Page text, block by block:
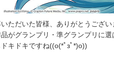
ただいた皆様、ありがとうござい
品がグランプリ・準グランプリに
キドキですね((o(*ﾟзﾟ*)o))